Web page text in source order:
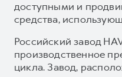
доступными и
средства,
Российский завод
производственное
цикла. Завод,